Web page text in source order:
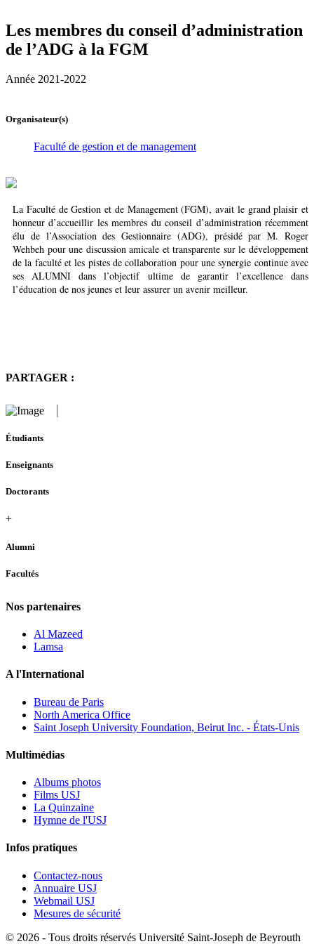
Les membres du conseil d’administration
de l’ADG à la FGM
Année 2021-2022
Organisateur(s)
Faculté de gestion et de management
La Faculté de Gestion et de Management (FGM), avait le grand plaisir et
honneur d’accueillir les membres du conseil d’administration récemment
élu de l’Association des Gestionnaire (ADG), présidé par M. Roger
Wehbeh pour une discussion amicale et transparente sur le développement
de la faculté et les pistes de collaboration pour une synergie continue avec
ses ALUMNI dans l’objectif ultime de garantir l’excellence dans
l’éducation de nos jeunes et leur assurer un avenir meilleur.
PARTAGER :
Étudiants
Enseignants
Doctorants
+
Alumni
Facultés
Nos partenaires
Al Mazeed
Lamsa
A l'International
Bureau de Paris
North America Office
Saint Joseph University Foundation, Beirut Inc. - États-Unis
Multimédias
Albums photos
Films USJ
La Quinzaine
Hymne de l'USJ
Infos pratiques
Contactez-nous
Annuaire USJ
Webmail USJ
Mesures de sécurité
© 2026 - Tous droits réservés Université Saint-Joseph de Beyrouth